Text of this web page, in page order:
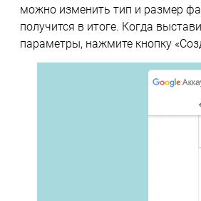
можно изменить тип и размер
получится в итоге. Когда
параметры, нажмите кнопку